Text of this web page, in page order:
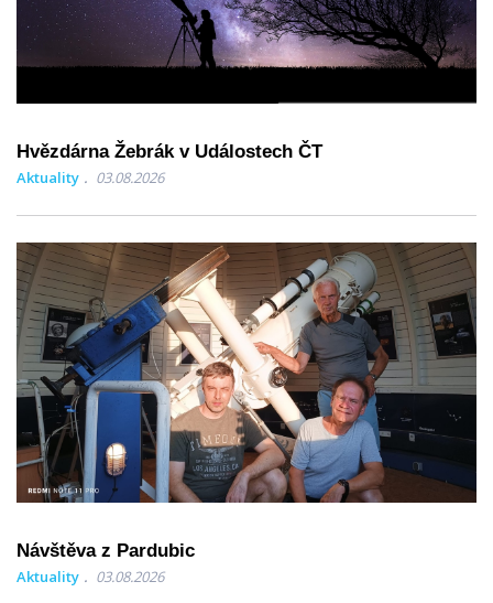
Hvězdárna Žebrák v Událostech ČT
Aktuality 03.08.2026
Návštěva z Pardubic
Aktuality 03.08.2026